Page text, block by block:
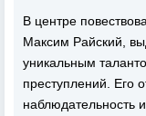
В центре
Максим Райский,
уникальным
преступлений. Его
наблюдательность